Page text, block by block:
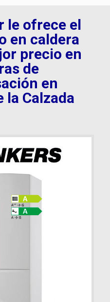
le ofrece el
en caldera
precio en
de
en
la Calzada